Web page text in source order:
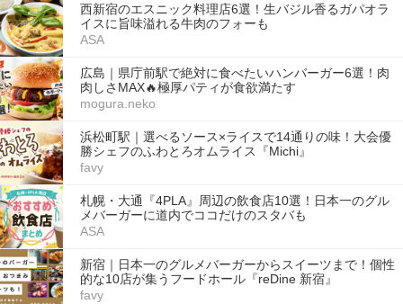
西新宿のエスニック料理店6選！生バジル香るガパオラ
イスに旨味溢れる牛肉のフォーも
ASA
広島｜県庁前駅で絶対に食べたいハンバーガー6選！肉
肉しさMAX🔥極厚パティが食欲満たす
mogura.neko
浜松町駅｜選べるソース×ライスで14通りの味！大会優
勝シェフのふわとろオムライス『Michi』
favy
札幌・大通『4PLA』周辺の飲食店10選！日本一のグル
メバーガーに道内でココだけのスタバも
ASA
新宿｜日本一のグルメバーガーからスイーツまで！個性
的な10店が集うフードホール『reDine 新宿』
favy